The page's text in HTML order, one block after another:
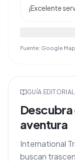
¡Excelente
Fuente: Google
GUÍA
Descubra
aventura
International
buscan